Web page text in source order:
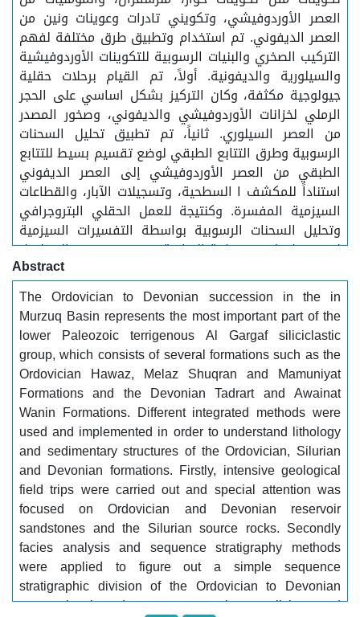
العصر الأوردوفيشي، وتكويني تادرات وعوينات ونين من
العصر الديفوني. تم استخدام وتطبيق طرق مختلفة لفهم
التركيب الصخري والبنيات الرسوبية للتكوينات الأوردوفيشية
والسيلورية والديفونية. أولاً، تم القيام برحلات حقلية
جيولوجية مكثفة، وكان التركيز بشكل اساسي على الحجر
الرملي لخزانات الأوردوفيشي والديفوني، وصخور المصدر
من العصر السيلوري. ثانياً، تم تطبيق تحليل السحنات
الرسوبية وطرق التتابع الطبقي لوضع تقسيم بسيط للتتابع
الطبقي من العصر الأوردوفيشي إلى العصر الديفوني
استناداً للمكشف ا السطحية، وتسجيلات الآبار، والقطاعات
السيزمية المفسرة. وكنتيجة للعمل الحقلي البتروجرافي
وتحليل السحنات الرسوبية بواسطة التفسيرات السيزمية
لعدة خطوط في منطقة الدراسة. تم تحديد حدود التسلسل
لتتابعات الأوردوفيشي والديفوني على جميع المقاطع
السيزمية باستخدام خصائص انعكاسية معينة مثل التراكب
واسطح عدم التوافق. تم التعرف على 13 سحنة سيزمية تم
تقسيمها وتصنيفها لكل من التكوينات الطبقية التي تمت
دراستها (4 سحنات في تكوين حواز، 5 سحنات في تكويني
ملزشقران والمومونيات، و4 سحنات في تكوين تادرات
وعوينات ونين). وقد صنفت السحنات السيزمية بناءً على
مخطط تصنيف السحنات السيزمية، حيث تختلف أنظمة
الترسيب وأنواع السحنات السيزمية في كل تتابع طبقي.
وتم تحديد التتابعات للبيئات الرسوبية من سجلات الآبار
والقطاعات السيزمية ثنائية الأبعاد المتوفرة، و بناء إطار
للتاابع الطبقي لتكوينات العصر الاردوفيشي والديفوني.
استنادًا إلى تحليل السحنات الرسوبية وتفسيرات التتابع
الطبقي، تم التعرف على نوعين مختلفين من التتابعات.
التتابعات الرئيسية: يُحتمل أن تكون تتابعات من الرتبة
الثانية من حيث المدة الزمنية ويمكن تتبعها بوضوح في
جميع القطاعات السيزمية. التتابعات الثانوية: قد تكون
تتابعات من الرتبة الثالثة وهذه لا يمكن تتبعها بوضوح في
Abstract
The Ordovician to Devonian succession in the in
Murzuq Basin represents the most important part of the
lower Paleozoic terrigenous Al Gargaf siliciclastic
group, which consists of several formations such as the
Ordovician Hawaz, Melaz Shuqran and Mamuniyat
Formations and the Devonian Tadrart and Awainat
Wanin Formations. Different integrated methods were
used and implemented in order to understand lithology
and sedimentary structures of the Ordovician, Silurian
and Devonian formations. Firstly, intensive geological
field trips were carried out and special attention was
focused on Ordovician and Devonian reservoir
sandstones and the Silurian source rocks. Secondly
facies analysis and sequence stratigraphy methods
were applied to figure out a simple sequence
stratigraphic division of the Ordovician to Devonian
succession based on outcrop sections, well logs and